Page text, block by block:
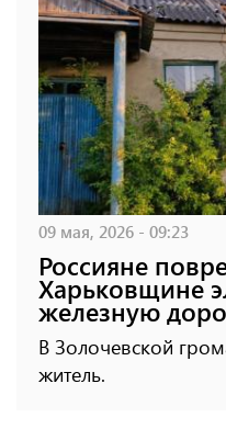
09 мая, 2026 - 09:23
Россияне
Харьковщине
железную
В Золочевской
житель.